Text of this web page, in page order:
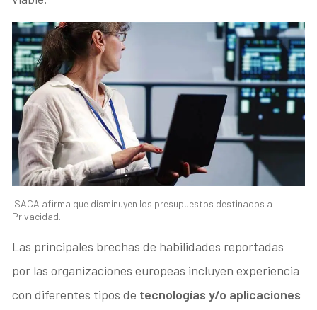
ISACA afirma que disminuyen los presupuestos destinados a
Privacidad.
Las principales brechas de habilidades reportadas
por las organizaciones europeas incluyen experiencia
con diferentes tipos de tecnologías y/o aplicaciones